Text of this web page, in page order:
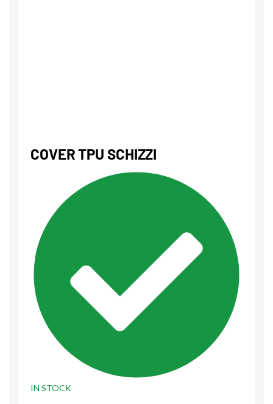
COVER TPU SCHIZZI
IN STOCK